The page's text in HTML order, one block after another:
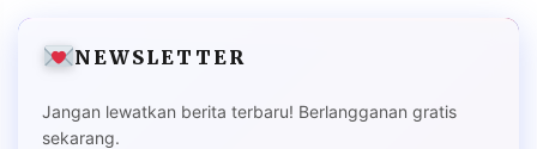
NEWSLETTER
Jangan lewatkan berita terbaru! Berlangganan gratis
sekarang.